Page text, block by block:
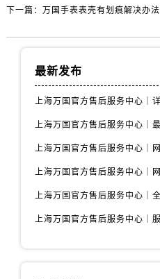
下一篇： 万国手表表壳有划痕解决办法
最新发布